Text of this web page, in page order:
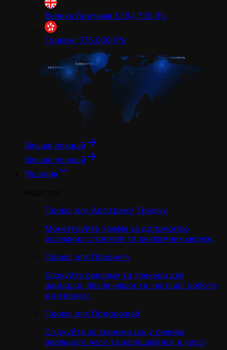
Велика Британія 1,364,739 IPs
Гонконг 175,000 IPs
Більше локацій
Більше локацій
Рішення
Проксі для Арбітражу Трафіку
Монетизуйте трафік за допомогою
розумних стратегій та рекламних мереж.
Проксі для Парсингу
Блокуйте рекламу та трекери для
швидшої, безпечнішої та чистішої роботи
в інтернеті.
Проксі для Подорожей
Слідкуйте за змінами цін у режимі
реального часу та залишайтеся в курсі